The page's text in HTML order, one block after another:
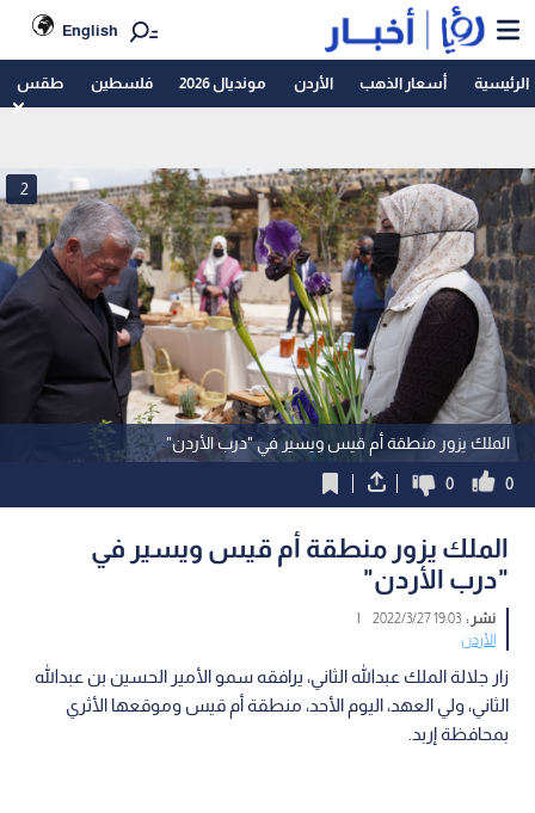
English
الرئيسية أسعار الذهب الأردن مونديال 2026 فلسطين طقس
الملك يزور منطقة أم قيس ويسير في "درب الأردن"
2
0
0
الملك يزور منطقة أم قيس ويسير في
"درب الأردن"
نشر :19:03 2022/3/27
|
الأردن
زار جلالة الملك عبدالله الثاني، يرافقه سمو الأمير الحسين بن عبدالله
الثاني، ولي العهد، اليوم الأحد، منطقة أم قيس وموقعها الأثري
بمحافظة إربد.